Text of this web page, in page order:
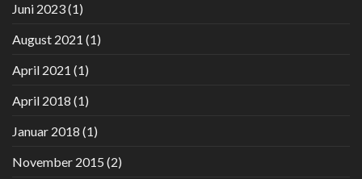
Juni 2023(1)
August 2021 (1)
April 2021 (1)
April 2018 (1)
Januar 2018 (1)
November 2015 (2)